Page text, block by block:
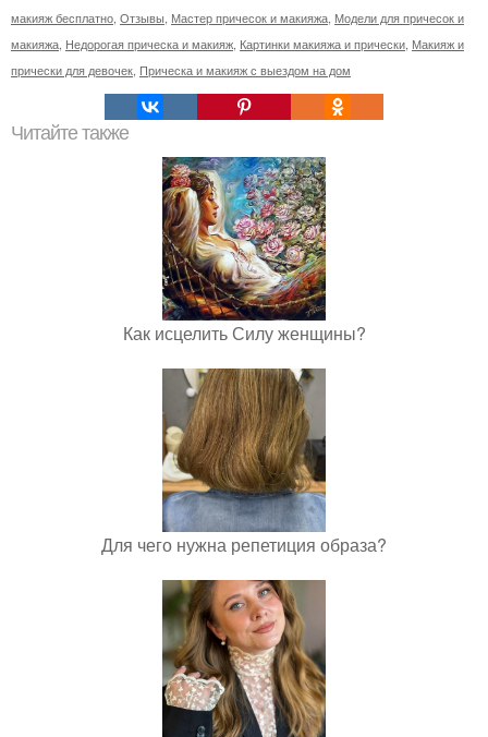
макияж бесплатно, Отзывы, Мастер причесок и макияжа, Модели для причесок и
макияжа, Недорогая прическа и макияж, Картинки макияжа и прически, Макияж и
прически для девочек, Прическа и макияж с выездом на дом
Читайте также
Как исцелить Силу женщины?
Для чего нужна репетиция образа?